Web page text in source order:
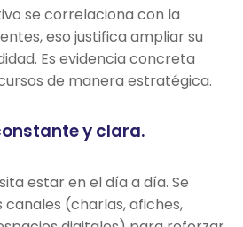
se correlaciona con la
eso justifica ampliar su
Es evidencia concreta
de manera estratégica.
y clara.
estar en el día a día. Se
(charlas, afiches,